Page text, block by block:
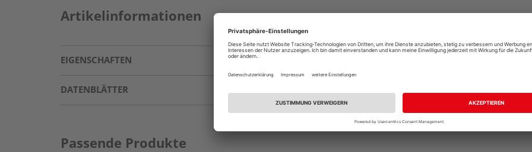
Artikelinformationen
EIGENSCHAFTEN
DATENBLÄTTER
Passende Produkte